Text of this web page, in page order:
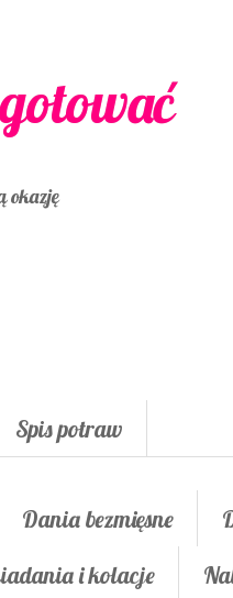
okazję
Spis potraw
Dania bezmięsne
i kolacje